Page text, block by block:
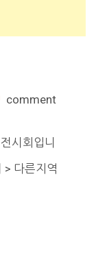
comment
시회입니
다른지역